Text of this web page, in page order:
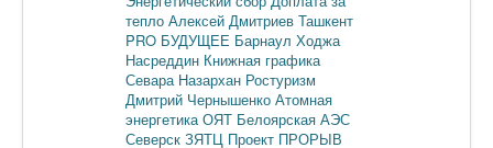
тепло Алексей Дмитриев Ташкент
PRO БУДУЩЕЕ Барнаул Ходжа
Насреддин Книжная графика
Севара Назархан Ростуризм
Дмитрий Чернышенко Атомная
энергетика ОЯТ Белоярская АЭС
Северск ЗЯТЦ Проект ПРОРЫВ